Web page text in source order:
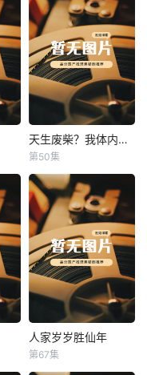
天生废柴？我体内有神血 天生废柴？我体内有神血
第50集
人家岁岁胜仙年
人家岁岁胜仙年
第67集